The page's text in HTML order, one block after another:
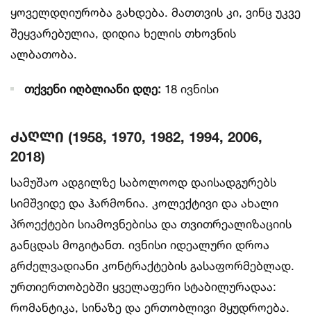
ყოველდღიურობა გახდება. მათთვის კი, ვინც უკვე
შეყვარებულია, დიდია ხელის თხოვნის
ალბათობა.
თქვენი იღბლიანი დღე: 18 ივნისი
ძაღლი (1958, 1970, 1982, 1994, 2006,
2018)
სამუშაო ადგილზე საბოლოოდ დაისადგურებს
სიმშვიდე და ჰარმონია. კოლექტივი და ახალი
პროექტები სიამოვნებისა და თვითრეალიზაციის
განცდას მოგიტანთ. ივნისი იდეალური დროა
გრძელვადიანი კონტრაქტების გასაფორმებლად.
ურთიერთობებში ყველაფერი სტაბილურადაა:
რომანტიკა, სინაზე და ერთობლივი მყუდროება.